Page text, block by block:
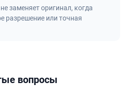
заменяет оригинал, когда
разрешение или точная
вопросы